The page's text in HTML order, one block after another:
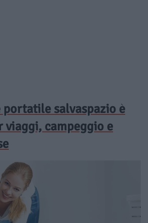
portatile salvaspazio è
viaggi, campeggio e